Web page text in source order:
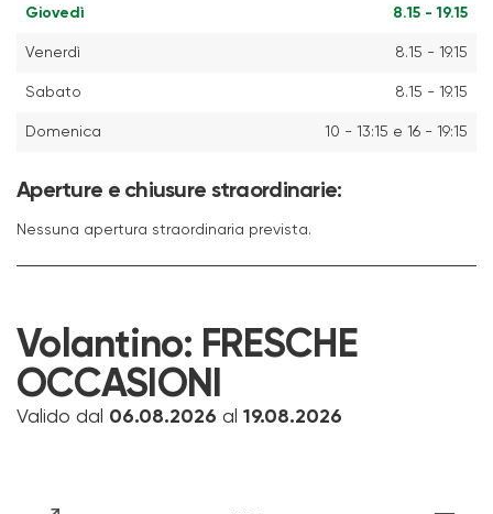
Giovedì 8.15 - 19.15
Venerdì 8.15 - 19.15
Sabato 8.15 - 19.15
Domenica 10 - 13:15 e 16 - 19:15
Aperture e chiusure straordinarie:
Nessuna apertura straordinaria prevista.
Volantino: FRESCHE
OCCASIONI
Valido dal 06.08.2026 al 19.08.2026